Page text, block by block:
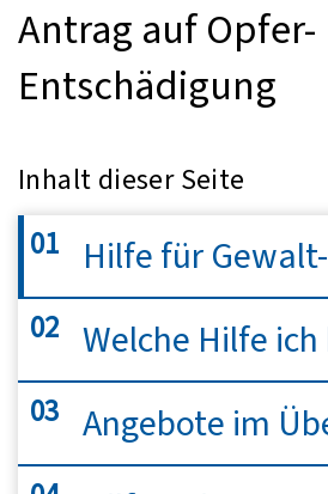
Antrag auf Opfer-
Entschädigung
Inhalt dieser Seite
Hilfe für
Welche Hilfe
Angebote im